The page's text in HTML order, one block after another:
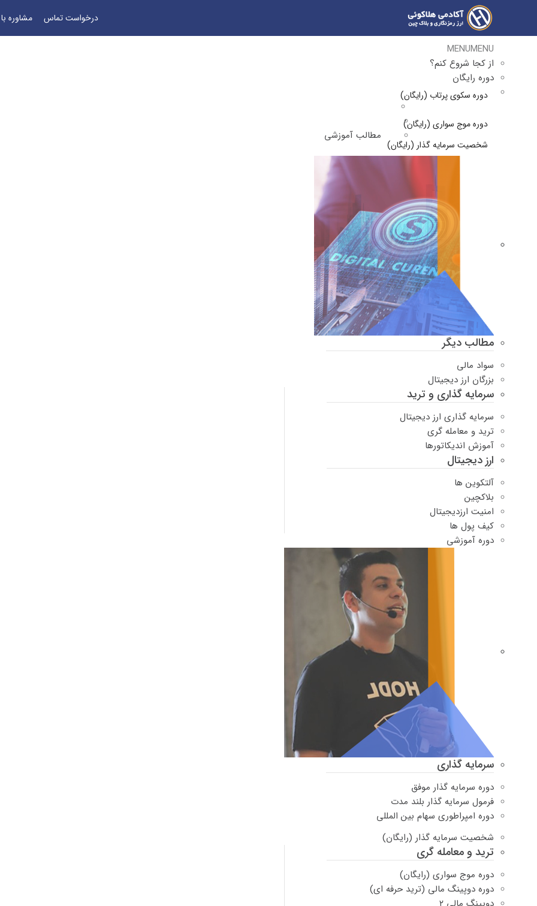
درخواست تماس مشاوره
MENUMENU
از کجا شروع کنم؟
دوره رایگان
دوره سکوی پرتاب (رایگان)
دوره موج سواری (رایگان)
شخصیت سرمایه گذار (رایگان)
مطالب آموزشی
مطالب دیگر
سواد مالی
بزرگان ارز دیجیتال
سرمایه گذاری و ترید
سرمایه گذاری ارز دیجیتال
ترید و معامله گری
آموزش اندیکاتورها
ارز دیجیتال
آلتکوین ها
بلاکچین
امنیت ارزدیجیتال
کیف پول ها
دوره‌ آموزشی
سرمایه گذاری
دوره سرمایه گذار موفق
فرمول سرمایه گذار بلند مدت
دوره امپراطوری سهام بین المللی
شخصیت سرمایه گذار (رایگان)
ترید و معامله گری
دوره موج سواری (رایگان)
دوره دوپینگ مالی (ترید حرفه ای)